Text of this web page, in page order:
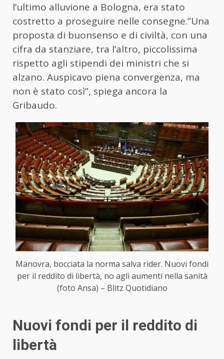
l’ultimo alluvione a Bologna, era stato
costretto a proseguire nelle consegne.”Una
proposta di buonsenso e di civiltà, con una
cifra da stanziare, tra l’altro, piccolissima
rispetto agli stipendi dei ministri che si
alzano. Auspicavo piena convergenza, ma
non è stato così”, spiega ancora la
Gribaudo.
Manovra, bocciata la norma salva rider. Nuovi fondi
per il reddito di libertà, no agli aumenti nella sanità
(foto Ansa) – Blitz Quotidiano
Nuovi fondi per il reddito di
libertà